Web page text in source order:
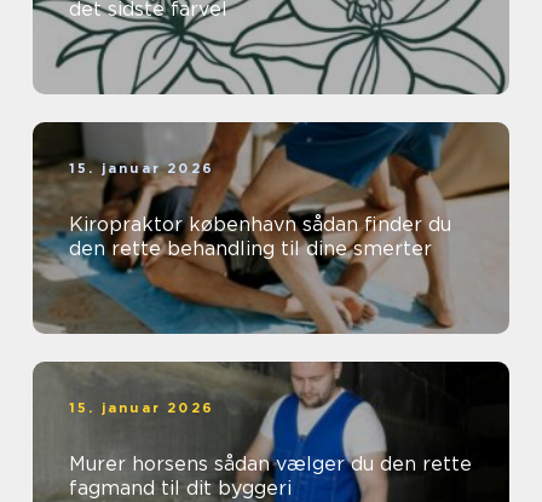
det sidste farvel
15. januar 2026
Kiropraktor københavn sådan finder du
den rette behandling til dine smerter
15. januar 2026
Murer horsens sådan vælger du den rette
fagmand til dit byggeri